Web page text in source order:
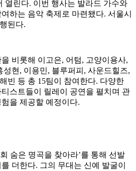
열린다. 이번 행사는 발라드 가수와
하는 음악 축제로 마련됐다. 서울시
된다.
비롯해 이고은, 어텀, 고양이용사,
성현, 이용민, 블루퍼피, 사운드힐즈,
빈 등 총 15팀이 참여한다. 다양한
스트들이 릴레이 공연을 펼치며 관
을 제공할 예정이다.
숨은 명곡을 찾아라’를 통해 선발
더한다. 그의 무대는 신예 발굴이